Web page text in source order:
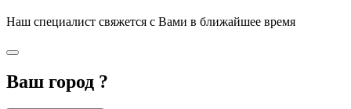
Наш специалист свяжется с Вами в ближайшее время
Ваш город ?